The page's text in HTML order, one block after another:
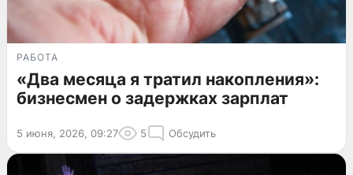
РАБОТА
«Два месяца я тратил накопления»:
бизнесмен о задержках зарплат
5 июня, 2026, 09:27 5 Обсудить